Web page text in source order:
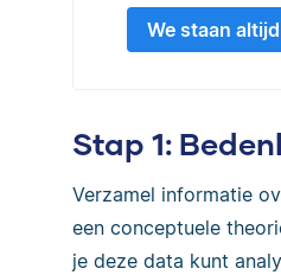
We staan
Stap 1:
Verzamel informatie
een conceptuele
je deze data kunt